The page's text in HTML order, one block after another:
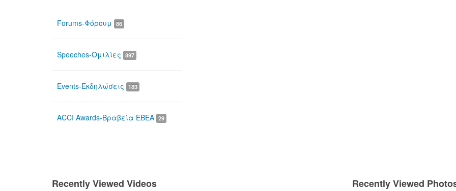
Forums-Φόρουμ 86
Speeches-Ομιλίες 897
Events-Εκδηλώσεις 183
ACCI Awards-Βραβεία ΕΒΕΑ 29
Recently Viewed Videos Recently Viewed